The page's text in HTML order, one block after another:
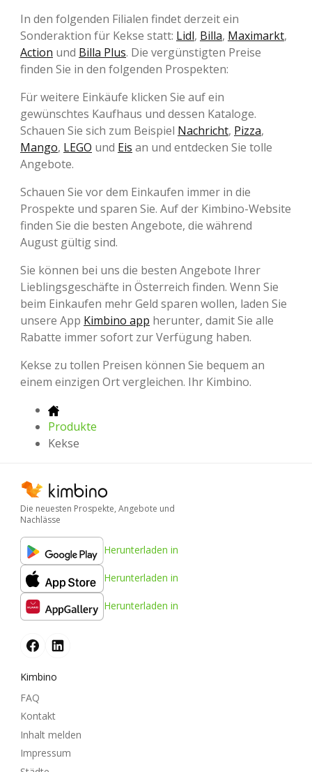
In den folgenden Filialen findet derzeit ein
Sonderaktion für Kekse statt: Lidl, Billa, Maximarkt,
Action und Billa Plus. Die vergünstigten Preise
finden Sie in den folgenden Prospekten:
Für weitere Einkäufe klicken Sie auf ein
gewünschtes Kaufhaus und dessen Kataloge.
Schauen Sie sich zum Beispiel Nachricht, Pizza,
Mango, LEGO und Eis an und entdecken Sie tolle
Angebote.
Schauen Sie vor dem Einkaufen immer in die
Prospekte und sparen Sie. Auf der Kimbino-Website
finden Sie die besten Angebote, die während
August gültig sind.
Sie können bei uns die besten Angebote Ihrer
Lieblingsgeschäfte in Österreich finden. Wenn Sie
beim Einkaufen mehr Geld sparen wollen, laden Sie
unsere App Kimbino app herunter, damit Sie alle
Rabatte immer sofort zur Verfügung haben.
Kekse zu tollen Preisen können Sie bequem an
einem einzigen Ort vergleichen. Ihr Kimbino.
Produkte
Kekse
Die neuesten Prospekte, Angebote und
Nachlässe
Herunterladen in
Herunterladen in
Herunterladen in
Kimbino
FAQ
Kontakt
Inhalt melden
Impressum